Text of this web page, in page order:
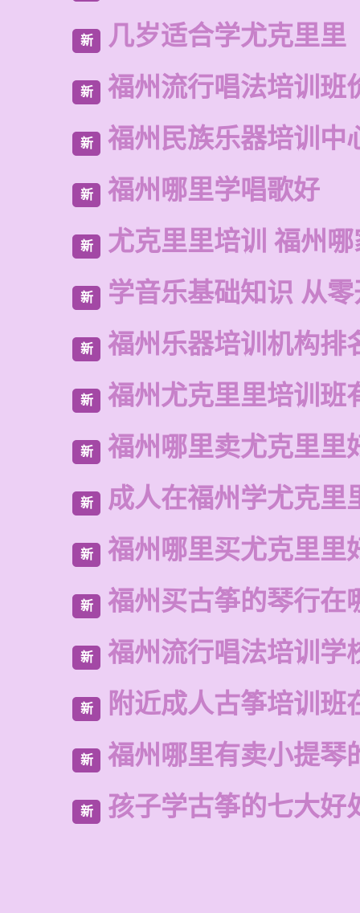
新 几岁适合学尤克里里
新 福州流行唱法培训班
新 福州民族乐器培训中
新 福州哪里学唱歌好
新 尤克里里培训 福州
新 学音乐基础知识 从
新 福州乐器培训机构排
新 福州尤克里里培训班
新 福州哪里卖尤克里里
新 成人在福州学尤克里
新 福州哪里买尤克里里
新 福州买古筝的琴行在
新 福州流行唱法培训学
新 附近成人古筝培训班
新 福州哪里有卖小提琴
新 孩子学古筝的七大好